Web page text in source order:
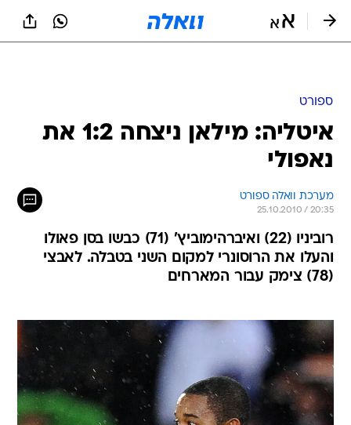
ספורט
איטליה: מילאן ניצחה 1:2 את
נאפולי
מערכת וואלה ספורט
25.10.2010 / 20:35
רוביניו (22) ואיברהימוביץ' (71) כבשו בסן פאולו
והעלו את הרוסונרי למקום השני בטבלה. לאבצי
(78) צימק עבור המארחים